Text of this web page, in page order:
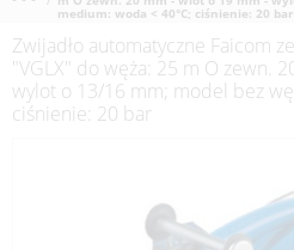
medium: woda < 40°C; ciśnienie: 20 bar
Zwijadło automatyczne Faicom
"VGLX" do węża: 25 m O zewn.
wylot o 13/16 mm; model bez
ciśnienie: 20 bar